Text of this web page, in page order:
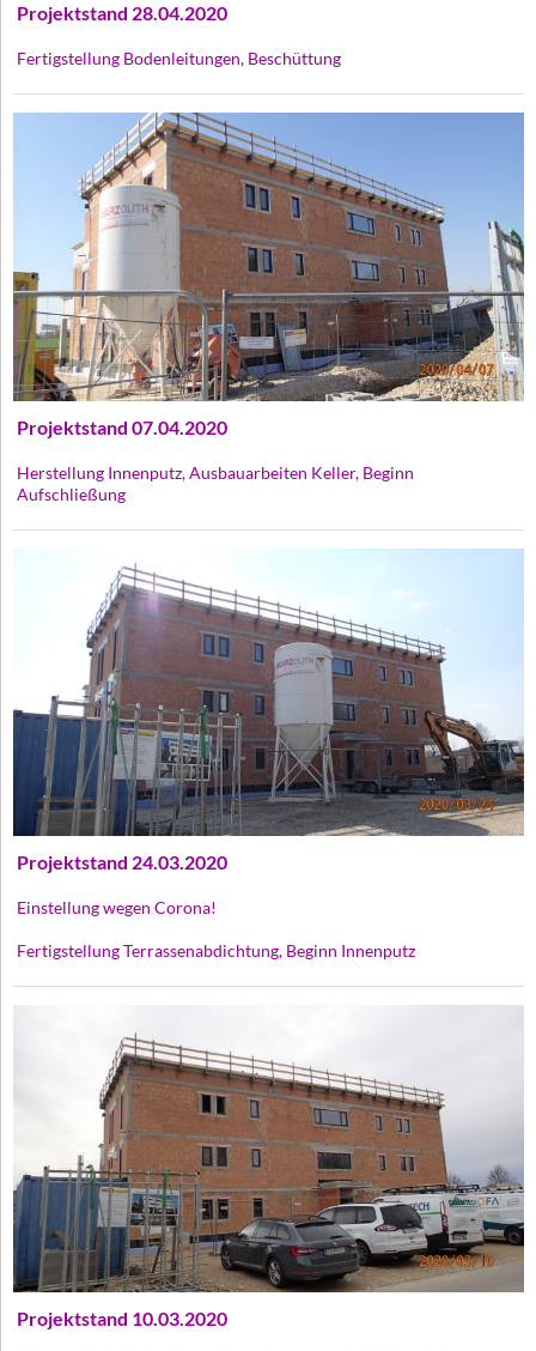
Projektstand 28.04.2020
Fertigstellung Bodenleitungen, Beschüttung
Projektstand 07.04.2020
Herstellung Innenputz, Ausbauarbeiten Keller, Beginn
Aufschließung
Projektstand 24.03.2020
Einstellung wegen Corona!
Fertigstellung Terrassenabdichtung, Beginn Innenputz
Projektstand 10.03.2020